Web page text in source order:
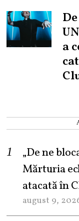
a
„De ne
Mărturia
atacată în
august 9,